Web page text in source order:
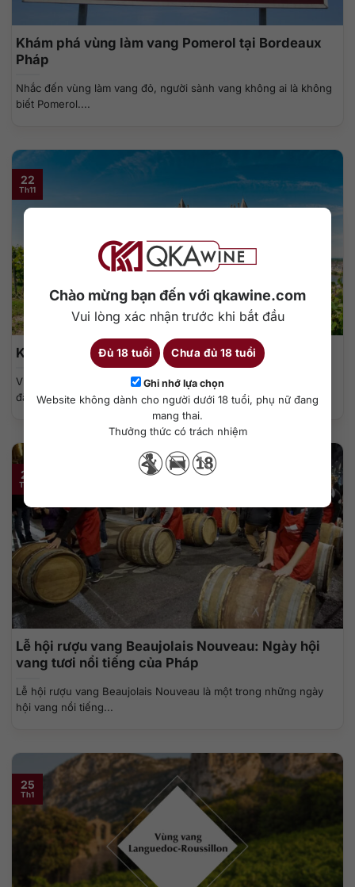
Chào mừng bạn đến với qkawine.com
Vui lòng xác nhận trước khi bắt đầu
Đủ 18 tuổi Chưa đủ 18 tuổi
Ghi nhớ lựa chọn
Website không dành cho người dưới 18 tuổi, phụ nữ đang
mang thai.
Thưởng thức có trách nhiệm
Khám phá vùng làm vang Pomerol tại Bordeaux
Pháp
Nhắc đến vùng làm vang đỏ, người sành vang không ai là không
biết Pomerol....
Khám phá vùng làm vang Loire Valley Pháp
Vùng làm vang Loire Valley là một trong những vùng rượu vang
đặc sắc nhất...
22
Th11
Lễ hội rượu vang Beaujolais Nouveau: Ngày hội
vang tươi nổi tiếng của Pháp
Lễ hội rượu vang Beaujolais Nouveau là một trong những ngày
hội vang nổi tiếng...
22
Th11
25
Th1